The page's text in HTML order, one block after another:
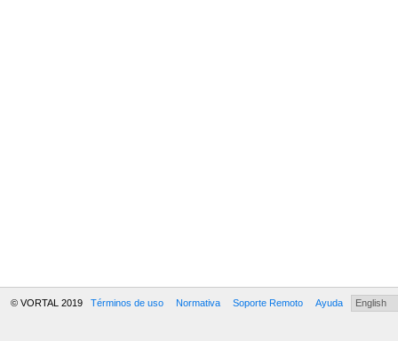
© VORTAL 2019 Términos de uso Normativa Soporte Remoto Ayuda